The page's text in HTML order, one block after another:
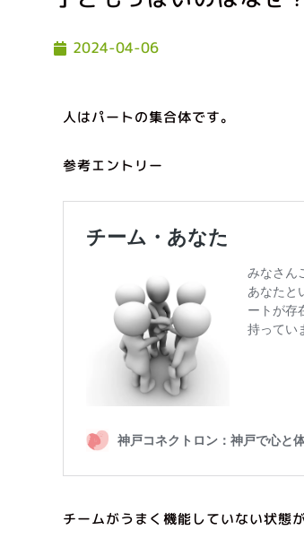
2024-04-06
人はパートの集合体です。
参考エントリー
チームがうまく機能していない状態